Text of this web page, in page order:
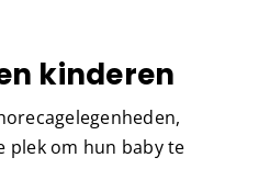
kinderen
plek om hun baby te